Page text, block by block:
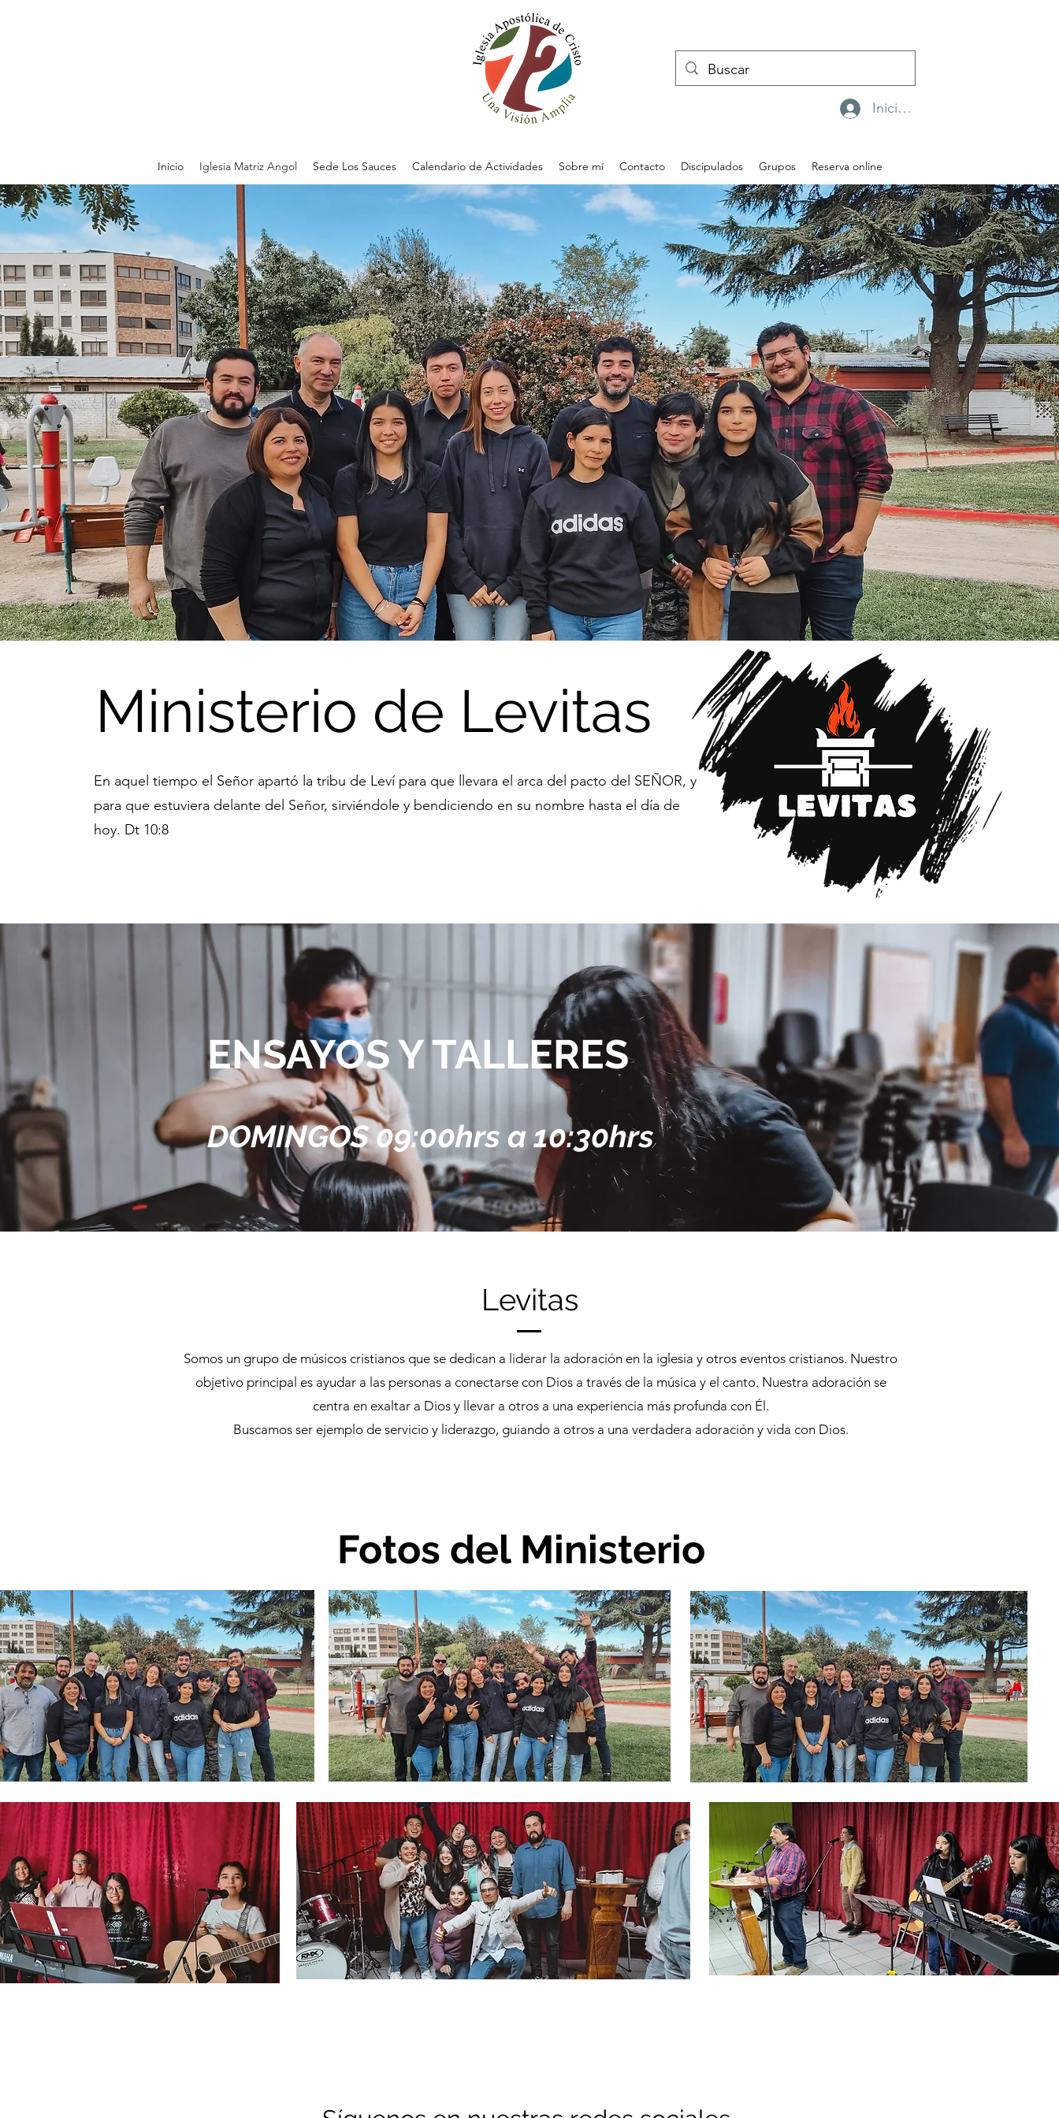
Iniciar sesión
Inicio Iglesia Matriz Angol Sede Los Sauces Calendario de Actividades Sobre mí Contacto Discipulados Grupos Reserva online
Ministerio de Levitas
En aquel tiempo el Señor apartó la tribu de Leví para que llevara el arca del pacto del SEÑOR, y
para que estuviera delante del Señor, sirviéndole y bendiciendo en su nombre hasta el día de
hoy. Dt 10:8
ENSAYOS Y TALLERES
DOMINGOS 09:00hrs a 10:30hrs
Levitas
Somos un grupo de músicos cristianos que se dedican a liderar la adoración en la iglesia y otros eventos cristianos. Nuestro
objetivo principal es ayudar a las personas a conectarse con Dios a través de la música y el canto. Nuestra adoración se
centra en exaltar a Dios y llevar a otros a una experiencia más profunda con Él.
Buscamos ser ejemplo de servicio y liderazgo, guiando a otros a una verdadera adoración y vida con Dios.
Fotos del Ministerio